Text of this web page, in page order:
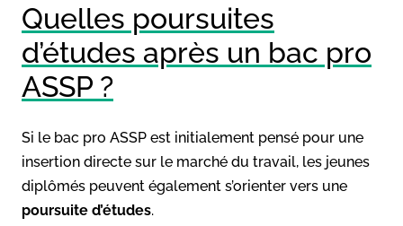
Quelles poursuites
d’études après un bac pro
ASSP ?
Si le bac pro ASSP est initialement pensé pour une
insertion directe sur le marché du travail, les jeunes
diplômés peuvent également s’orienter vers une
poursuite d’études.